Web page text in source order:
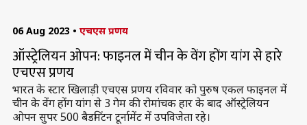
06 Aug 2023 • एचएस प्रणय
ऑस्ट्रेलियन ओपन: फाइनल में चीन के वेंग होंग यांग से हारे
एचएस प्रणय
भारत के स्टार खिलाड़ी एचएस प्रणय रविवार को पुरुष एकल फाइनल में
चीन के वेंग होंग यांग से 3 गेम की रोमांचक हार के बाद ऑस्ट्रेलियन
ओपन सुपर 500 बैडमिंटन टूर्नामेंट में उपविजेता रहे।